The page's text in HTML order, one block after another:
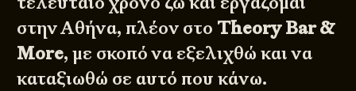
στην Αθήνα, πλέον στο Theory Bar &
More, με σκοπό να εξελιχθώ και να
καταξιωθώ σε αυτό που κάνω.